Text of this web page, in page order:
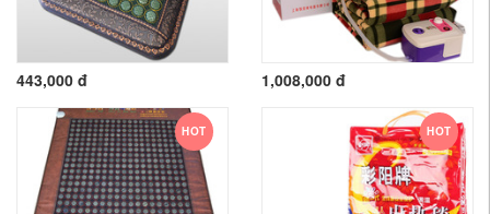
443,000 đ 1,008,000 đ
HOT HOT